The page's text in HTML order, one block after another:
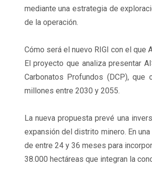
mediante una estrategia de
de la operación.
Cómo será el nuevo RIGI con el que
El proyecto que analiza presentar
Carbonatos Profundos (DCP),
millones entre 2030 y 2055.
La nueva propuesta prevé una
expansión del distrito minero. En
de entre 24 y 36 meses para
38.000 hectáreas que integran la